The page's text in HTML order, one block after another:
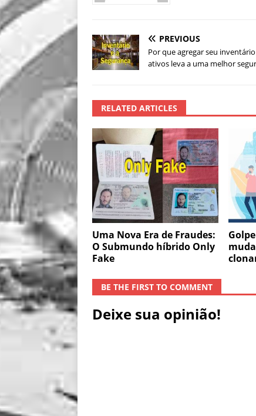
PREVIOUS
Por que agregar seu
ativos leva a uma melhor
RELATED ARTICLES
Uma Nova Era de Fraudes:
O Submundo híbrido Only
Fake
BE THE FIRST TO COMMENT
Deixe sua opinião!